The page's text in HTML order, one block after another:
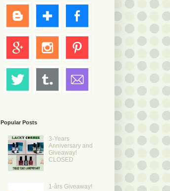
Popular Posts
3-Years
Anniversary and
Giveaway!
CLOSED
1-års Giveaway!